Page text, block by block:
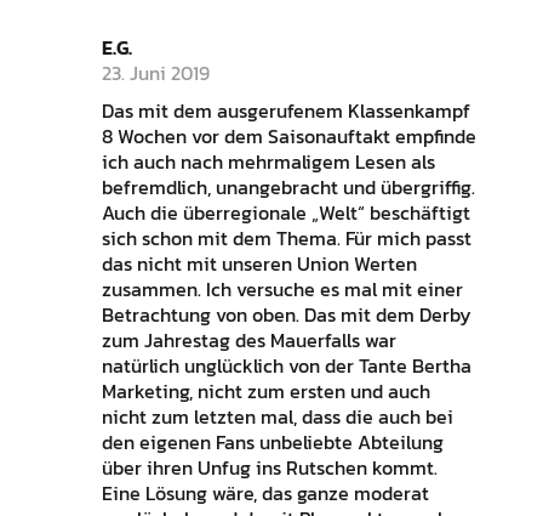
E.G.
23. Juni 2019
Das mit dem ausgerufenem Klassenkampf
8 Wochen vor dem Saisonauftakt empfinde
ich auch nach mehrmaligem Lesen als
befremdlich, unangebracht und übergriffig.
Auch die überregionale „Welt“ beschäftigt
sich schon mit dem Thema. Für mich passt
das nicht mit unseren Union Werten
zusammen. Ich versuche es mal mit einer
Betrachtung von oben. Das mit dem Derby
zum Jahrestag des Mauerfalls war
natürlich unglücklich von der Tante Bertha
Marketing, nicht zum ersten und auch
nicht zum letzten mal, dass die auch bei
den eigenen Fans unbeliebte Abteilung
über ihren Unfug ins Rutschen kommt.
Eine Lösung wäre, das ganze moderat